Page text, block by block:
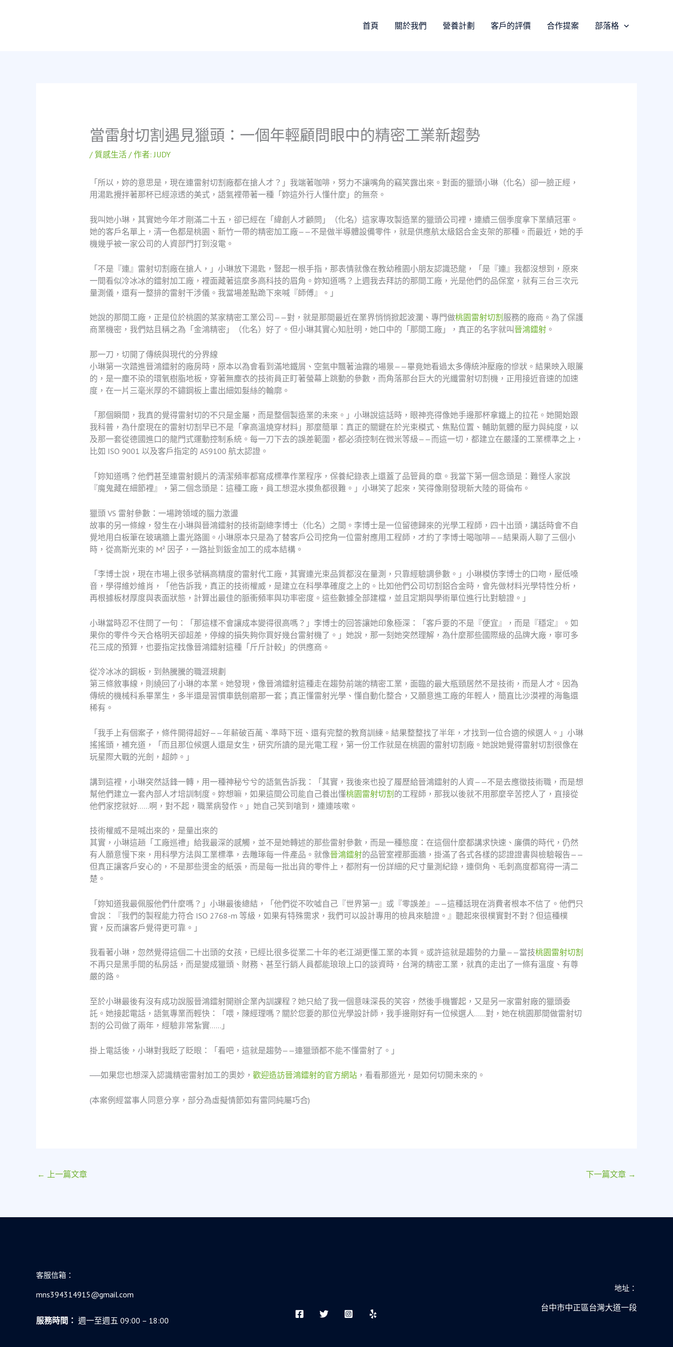
首頁 關於我們 營養計劃 客戶的評價 合作提案 部落格
當雷射切割遇見獵頭：一個年輕顧問眼中的精密工業新趨勢
/ 質感生活/ 作者:JUDY
「所以，妳的意思是，現在連雷射切割廠都在搶人才？」我端著咖啡，努力不讓嘴角的竊笑露出來。對面的獵頭小琳（化名）卻一臉正經，
用湯匙攪拌著那杯已經涼透的美式，語氣裡帶著一種「妳這外行人懂什麼」的無奈。
我叫她小琳，其實她今年才剛滿二十五，卻已經在「緯創人才顧問」（化名）這家專攻製造業的獵頭公司裡，連續三個季度拿下業績冠軍。
她的客戶名單上，清一色都是桃園、新竹一帶的精密加工廠——不是做半導體設備零件，就是供應航太級鋁合金支架的那種。而最近，她的手
機幾乎被一家公司的人資部門打到沒電。
「不是『連』雷射切割廠在搶人，」小琳放下湯匙，豎起一根手指，那表情就像在教幼稚園小朋友認識恐龍，「是『連』我都沒想到，原來
一間看似冷冰冰的鐳射加工廠，裡面藏著這麼多高科技的眉角。妳知道嗎？上週我去拜訪的那間工廠，光是他們的品保室，就有三台三次元
量測儀，還有一整排的雷射干涉儀。我當場差點跪下來喊『師傅』。」
她說的那間工廠，正是位於桃園的某家精密工業公司——對，就是那間最近在業界悄悄掀起波瀾、專門做桃園雷射切割 服務的廠商。為了保護
商業機密，我們姑且稱之為「金鴻精密」（化名）好了。但小琳其實心知肚明，她口中的「那間工廠」，真正的名字就叫晉鴻鐳射。
那一刀，切開了傳統與現代的分界線
小琳第一次踏進晉鴻鐳射的廠房時，原本以為會看到滿地鐵屑、空氣中飄著油霧的場景——畢竟她看過太多傳統沖壓廠的慘狀。結果映入眼簾
的，是一塵不染的環氧樹脂地板，穿著無塵衣的技術員正盯著螢幕上跳動的參數，而角落那台巨大的光纖雷射切割機，正用接近音速的加速
度，在一片三毫米厚的不鏽鋼板上畫出細如髮絲的輪廓。
「那個瞬間，我真的覺得雷射切的不只是金屬，而是整個製造業的未來。」小琳說這話時，眼神亮得像她手邊那杯拿鐵上的拉花。她開始跟
我科普，為什麼現在的雷射切割早已不是「拿高溫燒穿材料」那麼簡單：真正的關鍵在於光束模式、焦點位置、輔助氣體的壓力與純度，以
及那一套從德國進口的龍門式運動控制系統。每一刀下去的誤差範圍，都必須控制在微米等級——而這一切，都建立在嚴謹的工業標準之上，
比如 ISO 9001 以及客戶指定的 AS9100 航太認證。
「妳知道嗎？他們甚至連雷射鏡片的清潔頻率都寫成標準作業程序，保養紀錄表上還蓋了品管員的章。我當下第一個念頭是：難怪人家說
『魔鬼藏在細節裡』，第二個念頭是：這種工廠，員工想混水摸魚都很難。」小琳笑了起來，笑得像剛發現新大陸的哥倫布。
獵頭 VS 雷射參數：一場跨領域的腦力激盪
故事的另一條線，發生在小琳與晉鴻鐳射的技術副總李博士（化名）之間。李博士是一位留德歸來的光學工程師，四十出頭，講話時會不自
覺地用白板筆在玻璃牆上畫光路圖。小琳原本只是為了替客戶公司挖角一位雷射應用工程師，才約了李博士喝咖啡——結果兩人聊了三個小
時，從高斯光束的 M² 因子，一路扯到鈑金加工的成本結構。
「李博士說，現在市場上很多號稱高精度的雷射代工廠，其實連光束品質都沒在量測，只靠經驗調參數。」小琳模仿李博士的口吻，壓低嗓
音，學得維妙維肖，「他告訴我，真正的技術權威，是建立在科學準確度之上的。比如他們公司切割鋁合金時，會先做材料光學特性分析，
再根據板材厚度與表面狀態，計算出最佳的脈衝頻率與功率密度。這些數據全部建檔，並且定期與學術單位進行比對驗證。」
小琳當時忍不住問了一句：「那這樣不會讓成本變得很高嗎？」李博士的回答讓她印象極深：「客戶要的不是『便宜』，而是『穩定』。如
果你的零件今天合格明天卻超差，停線的損失夠你買好幾台雷射機了。」她說，那一刻她突然理解，為什麼那些國際級的品牌大廠，寧可多
花三成的預算，也要指定找像晉鴻鐳射這種「斤斤計較」的供應商。
從冷冰冰的鋼板，到熱騰騰的職涯規劃
第三條敘事線，則繞回了小琳的本業。她發現，像晉鴻鐳射這種走在趨勢前端的精密工業，面臨的最大瓶頸居然不是技術，而是人才。因為
傳統的機械科系畢業生，多半還是習慣車銑刨磨那一套；真正懂雷射光學、懂自動化整合，又願意進工廠的年輕人，簡直比沙漠裡的海龜還
稀有。
「我手上有個案子，條件開得超好——年薪破百萬、準時下班、還有完整的教育訓練。結果整整找了半年，才找到一位合適的候選人。」小琳
搖搖頭，補充道，「而且那位候選人還是女生，研究所讀的是光電工程，第一份工作就是在桃園的雷射切割廠。她說她覺得雷射切割很像在
玩星際大戰的光劍，超帥。」
講到這裡，小琳突然話鋒一轉，用一種神秘兮兮的語氣告訴我：「其實，我後來也投了履歷給晉鴻鐳射的人資——不是去應徵技術職，而是想
幫他們建立一套內部人才培訓制度。妳想嘛，如果這間公司能自己養出懂桃園雷射切割的工程師，那我以後就不用那麼辛苦挖人了，直接從
他們家挖就好……啊，對不起，職業病發作。」她自己笑到嗆到，連連咳嗽。
技術權威不是喊出來的，是量出來的
其實，小琳這趟「工廠巡禮」給我最深的感觸，並不是她轉述的那些雷射參數，而是一種態度：在這個什麼都講求快速、廉價的時代，仍然
有人願意慢下來，用科學方法與工業標準，去雕琢每一件產品。就像晉鴻鐳射的品管室裡那面牆，掛滿了各式各樣的認證證書與檢驗報告——
但真正讓客戶安心的，不是那些燙金的紙張，而是每一批出貨的零件上，都附有一份詳細的尺寸量測紀錄，連倒角、毛刺高度都寫得一清二
楚。
「妳知道我最佩服他們什麼嗎？」小琳最後總結，「他們從不吹噓自己『世界第一』或『零誤差』——這種話現在消費者根本不信了。他們只
會說：『我們的製程能力符合 ISO 2768-m 等級，如果有特殊需求，我們可以設計專用的檢具來驗證。』聽起來很樸實對不對？但這種樸
實，反而讓客戶覺得更可靠。」
我看著小琳，忽然覺得這個二十出頭的女孩，已經比很多從業二十年的老江湖更懂工業的本質。或許這就是趨勢的力量——當技桃園雷射切割
不再只是黑手間的私房話，而是變成獵頭、財務、甚至行銷人員都能琅琅上口的談資時，台灣的精密工業，就真的走出了一條有溫度、有尊
嚴的路。
至於小琳最後有沒有成功說服晉鴻鐳射開辦企業內訓課程？她只給了我一個意味深長的笑容，然後手機響起，又是另一家雷射廠的獵頭委
託。她接起電話，語氣專業而輕快：「喂，陳經理嗎？關於您要的那位光學設計師，我手邊剛好有一位候選人……對，她在桃園那間做雷射切
割的公司做了兩年，經驗非常紮實……」
掛上電話後，小琳對我眨了眨眼：「看吧，這就是趨勢——連獵頭都不能不懂雷射了。」
──如果您也想深入認識精密雷射加工的奧妙， 歡迎造訪晉鴻鐳射的官方網站，看看那道光，是如何切開未來的。
(本案例經當事人同意分享，部分為虛擬情節如有雷同純屬巧合)
← 上一篇文章 下一篇文章 →
客服信箱：
mns394314915@gmail.com
服務時間： 週一至週五 09:00 – 18:00
地址：
台中市中正區台灣大道一段